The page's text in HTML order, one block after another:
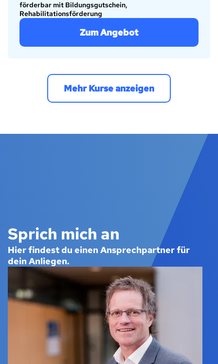
förderbar mit Bildungsgutschein,
Rehabilitationsförderung
Zum Angebot
Mehr Kurse anzeigen
Sprich mich an
Hier findest du einen Ansprechpartner für
dein Anliegen.